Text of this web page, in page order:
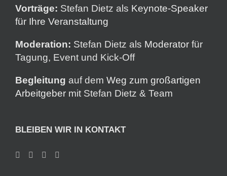
Vorträge: Stefan Dietz als Keynote-Speaker
für Ihre Veranstaltung
Moderation: Stefan Dietz als Moderator für
Tagung, Event und Kick-Off
Begleitung auf dem Weg zum großartigen
Arbeitgeber mit Stefan Dietz & Team
BLEIBEN WIR IN KONTAKT